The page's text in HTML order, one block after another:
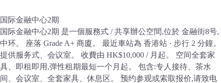
国际金融中心2期
国际金融中心2期 是一個服務式 / 共享辦公空間,位於 金融街8号,
中环。 座落 Grade A+ 商廈。 最近車站為 香港站 · 步行 2 分鐘。
提供服务式、会议室。 收費由 HK$10,000 / 月起。 空间全套家
具、即租即用,弹性租期最短一个月起。 包含:专人接待、茶水
间、会议室、全套家具、休息区。 预约参观或索取报价,请致电